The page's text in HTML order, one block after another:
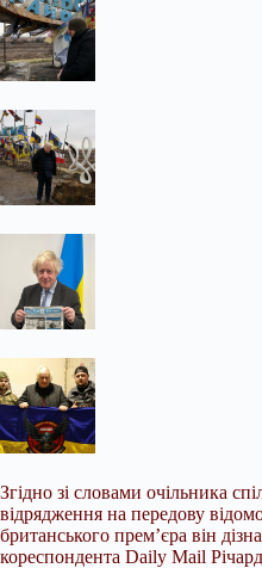
Згідно зі словами очільника
відрядження на передову
британського прем’єра він
кореспондента Daily Mail